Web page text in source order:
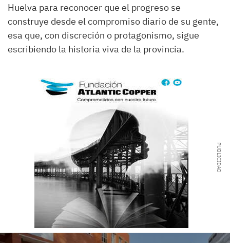
Huelva para reconocer que el progreso se
construye desde el compromiso diario de su gente,
esa que, con discreción o protagonismo, sigue
escribiendo la historia viva de la provincia.